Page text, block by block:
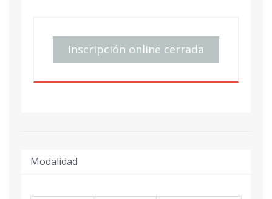
Inscripción online cerrada
Modalidad